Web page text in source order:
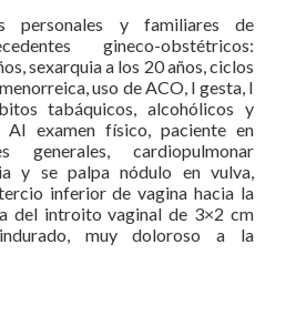
personales y familiares de
gineco-obstétricos:
sexarquia a los 20 años, ciclos
uso de ACO, I gesta, I
tabáquicos, alcohólicos y
Al examen físico, paciente en
generales, cardiopulmonar
y se palpa nódulo en vulva,
inferior de vagina hacia la
del introito vaginal de 3×2 cm
indurado, muy doloroso a la